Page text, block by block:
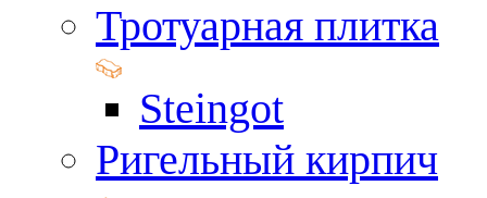
Тротуарная плитка
Steingot
Ригельный кирпич